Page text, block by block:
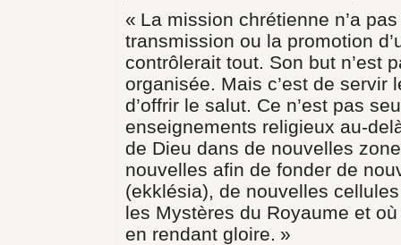
« La mission chrétienne n’a
transmission ou la promotion
contrôlerait tout. Son but n’est
organisée. Mais c’est de servir
d’offrir le salut. Ce n’est pas
enseignements religieux
de Dieu dans de nouvelles
nouvelles afin de fonder de
(ekklésia), de nouvelles
les Mystères du Royaume et
en rendant gloire. »